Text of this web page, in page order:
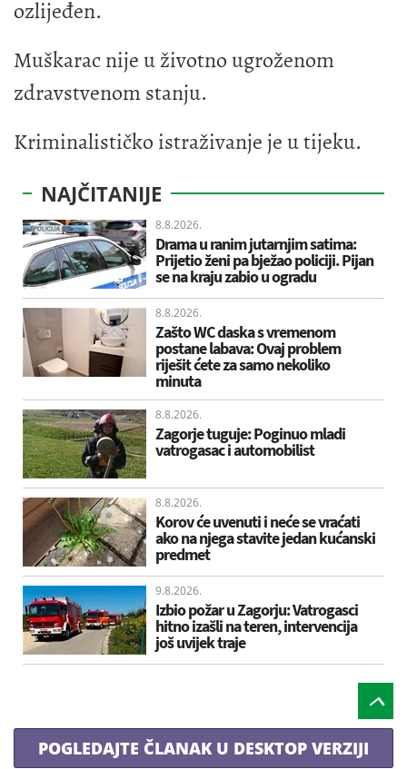
ozlijeđen.
Muškarac nije u životno ugroženom
zdravstvenom stanju.
Kriminalističko istraživanje je u tijeku.
NAJČITANIJE
8.8.2026.
Drama u ranim jutarnjim satima:
Prijetio ženi pa bježao policiji. Pijan
se na kraju zabio u ogradu
8.8.2026.
Zašto WC daska s vremenom
postane labava: Ovaj problem
riješit ćete za samo nekoliko
minuta
8.8.2026.
Zagorje tuguje: Poginuo mladi
vatrogasac i automobilist
8.8.2026.
Korov će uvenuti i neće se vraćati
ako na njega stavite jedan kućanski
predmet
9.8.2026.
Izbio požar u Zagorju: Vatrogasci
hitno izašli na teren, intervencija
još uvijek traje
POGLEDAJTE ČLANAK U DESKTOP VERZIJI